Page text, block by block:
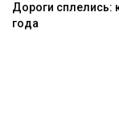
Дороги сплелись:
года